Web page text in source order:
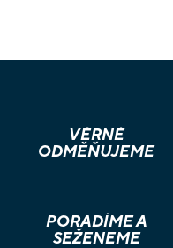
VĚRNÉ
ODMĚŇUJEME
PORADÍME A
SEŽENEME